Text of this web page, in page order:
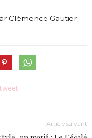
Clémence Gautier
tweet
Article suivant